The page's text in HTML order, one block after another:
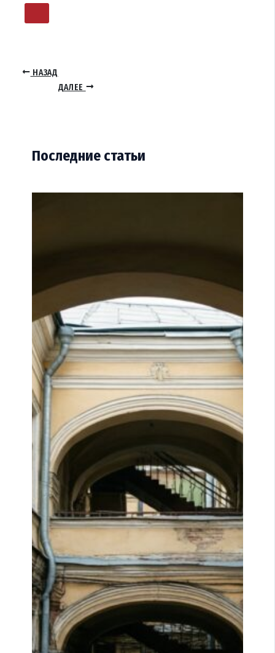
НАЗАД
ДАЛЕЕ
Последние статьи